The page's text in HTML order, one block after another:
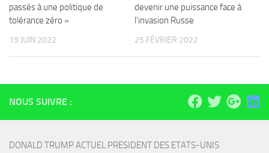
passés à une politique de
tolérance zéro »
19 JUIN 2022
devenir une puissance face à
l’invasion Russe
25 FÉVRIER 2022
NOUS SUIVRE :
DONALD TRUMP ACTUEL PRESIDENT DES ETATS-UNIS